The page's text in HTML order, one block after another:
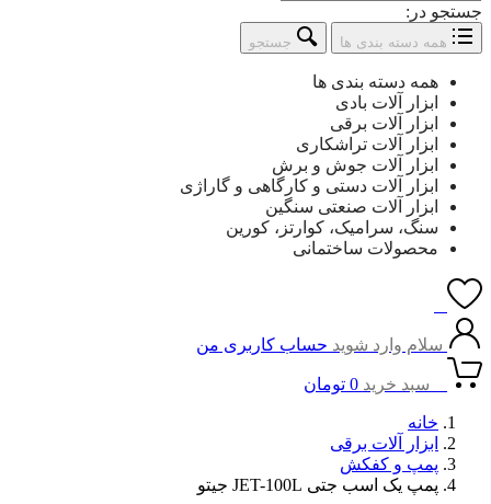
جستجو در:
همه دسته بندی ها جستجو
همه دسته بندی ها
ابزار آلات بادی
ابزار آلات برقی
ابزار آلات تراشکاری
ابزار آلات جوش و برش
ابزار آلات دستی و کارگاهی و گاراژی
ابزار آلات صنعتی سنگین
سنگ، سرامیک، کوارتز، کورین
محصولات ساختمانی
سلام وارد شوید حساب کاربری من
سبد خرید 0 تومان
خانه
ابزار آلات برقی
پمپ و کفکش
پمپ یک اسب جتی JET-100L جیتو